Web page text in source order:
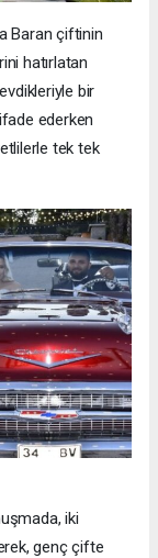
Baran çiftinin
hatırlatan
bir
ederken
tek tek
iki
genç çifte